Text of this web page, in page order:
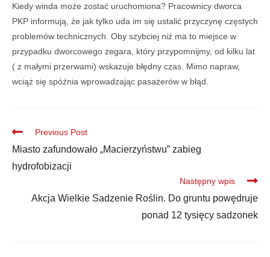
Kiedy winda może zostać uruchomiona? Pracownicy dworca
PKP informują, że jak tylko uda im się ustalić przyczynę częstych
problemów technicznych. Oby szybciej niż ma to miejsce w
przypadku dworcowego zegara, który przypomnijmy, od kilku lat
( z małymi przerwami) wskazuje błędny czas. Mimo napraw,
wciąż się spóźnia wprowadzając pasażerów w błąd.
Previous Post
Miasto zafundowało „Macierzyństwu” zabieg
hydrofobizacji
Następny wpis
Akcja Wielkie Sadzenie Roślin. Do gruntu powędruje
ponad 12 tysięcy sadzonek